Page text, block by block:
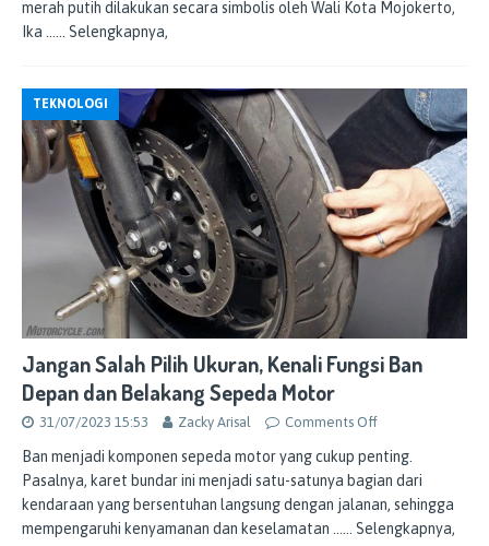
merah putih dilakukan secara simbolis oleh Wali Kota Mojokerto,
Ika
…… Selengkapnya,
TEKNOLOGI
Jangan Salah Pilih Ukuran, Kenali Fungsi Ban
Depan dan Belakang Sepeda Motor
31/07/2023 15:53 Zacky Arisal Comments Off
Ban menjadi komponen sepeda motor yang cukup penting.
Pasalnya, karet bundar ini menjadi satu-satunya bagian dari
kendaraan yang bersentuhan langsung dengan jalanan, sehingga
mempengaruhi kenyamanan dan keselamatan …… Selengkapnya,